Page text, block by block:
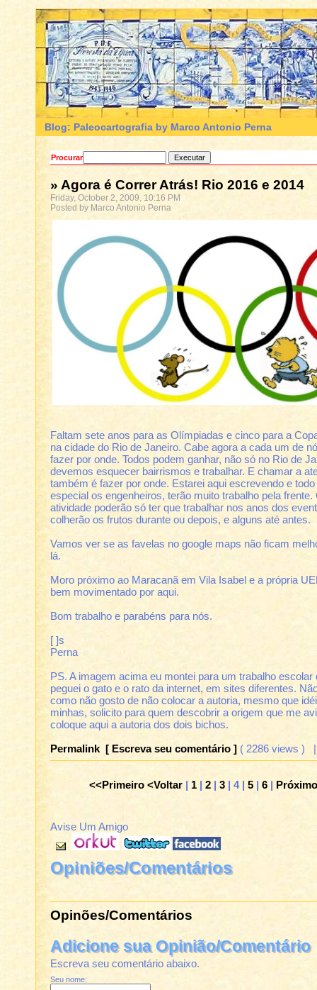
Blog: Paleocartografia by Marco Antonio Perna
Procurar
» Agora é Correr Atrás! Rio 2016 e 2014
Friday, October 2, 2009, 10:16 PM
Posted by Marco Antonio Perna
Faltam sete anos para as Olímpiadas e cinco para a
na cidade do Rio de Janeiro. Cabe agora a cada um de
fazer por onde. Todos podem ganhar, não só no Rio de
devemos esquecer bairrismos e trabalhar. E chamar a
também é fazer por onde. Estarei aqui escrevendo e
especial os engenheiros, terão muito trabalho pela
atividade poderão só ter que trabalhar nos anos dos
colherão os frutos durante ou depois, e alguns até antes.
Vamos ver se as favelas no google maps não ficam
lá.
Moro próximo ao Maracanã em Vila Isabel e a própria
bem movimentado por aqui.
Bom trabalho e parabéns para nós.
[ ]s
Perna
PS. A imagem acima eu montei para um trabalho escolar
peguei o gato e o rato da internet, em sites diferentes.
como não gosto de não colocar a autoria, mesmo que
minhas, solicito para quem descobrir a origem que me
coloque aqui a autoria dos dois bichos.
Permalink [ Escreva seu comentário ]( 2286 views )
<<Primeiro <Voltar | 1| 2| 3| 4 | 5| 6|
Avise Um Amigo
Opiniões/Comentários
Opinões/Comentários
Adicione sua Opinião/Comentário
Escreva seu comentário abaixo.
Seu nome: